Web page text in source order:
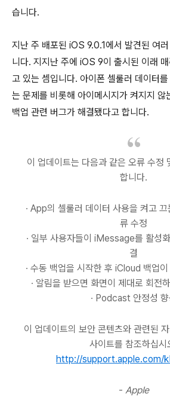
습니다.
지난 주 배포된 iOS 9.0.1에서 발견된 여
니다. 지지난 주에 iOS 9이 출시된 이래 매
고 있는 셈입니다. 아이폰 셀룰러 데이터
는 문제를 비롯해 아이메시지가 켜지지 않
백업 관련 버그가 해결됐다고 합니다.
이 업데이트는 다음과 같은 오류 수정
합니다.
∙ App의 셀룰러 데이터 사용을 켜고
류 수정
∙ 일부 사용자들이 iMessage를 활성
결
∙ 수동 백업을 시작한 후 iCloud 백업
∙ 알림을 받으면 화면이 제대로 회전
∙ Podcast 안정성 향
이 업데이트의 보안 콘텐츠와 관련된
사이트를 참조하십시
http://support.apple.com/
- Apple